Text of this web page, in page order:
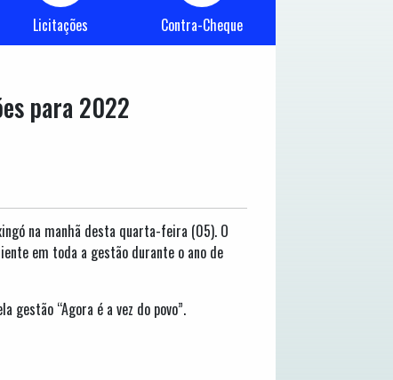
Licitações
Contra-Cheque
para 2022
na manhã desta quarta-feira (05). O
em toda a gestão durante o ano de
gestão “Agora é a vez do povo”.